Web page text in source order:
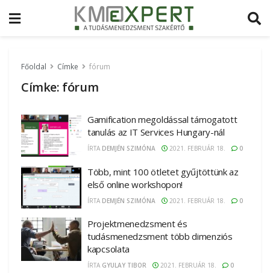
Főoldal Címke fórum
Címke: fórum
Gamification megoldással támogatott
tanulás az IT Services Hungary-nál
ÍRTA DEMJÉN SZIMÓNA 2021. FEBRUÁR 18. 0
Több, mint 100 ötletet gyűjtöttünk az
első online workshopon!
ÍRTA DEMJÉN SZIMÓNA 2021. FEBRUÁR 18. 0
Projektmenedzsment és
tudásmenedzsment több dimenziós
kapcsolata
ÍRTA GYULAY TIBOR 2021. FEBRUÁR 18. 0